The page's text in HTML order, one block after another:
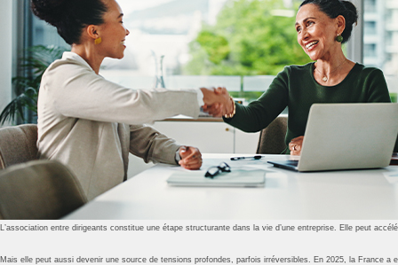
L’association entre dirigeants constitue une étape structurante dans la vie d’une entreprise. Elle peut
Mais elle peut aussi devenir une source de tensions profondes, parfois irréversibles. En 2025, la France